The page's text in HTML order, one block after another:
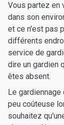
Vous partez en
dans son
et ce n'est pas
différents
service de
dire un gardien
êtes absent.
Le
peu coûteuse
souhaitez